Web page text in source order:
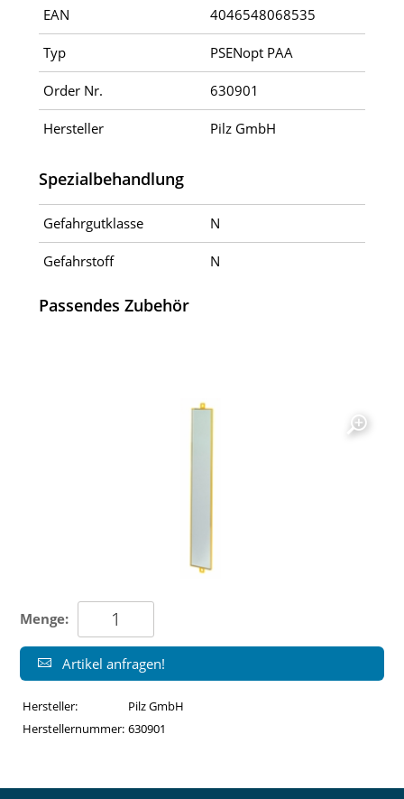
EAN 4046548068535
Typ PSENopt PAA
Order Nr. 630901
Hersteller Pilz GmbH
Spezialbehandlung
Gefahrgutklasse N
Gefahrstoff N
Passendes Zubehör
Menge:
Artikel anfragen!
Hersteller:
Pilz GmbH
Herstellernummer: 630901